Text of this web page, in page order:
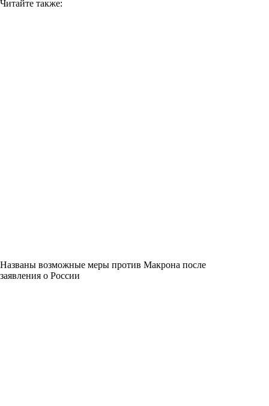
Читайте также:
Названы возможные меры против Макрона после
заявления о России